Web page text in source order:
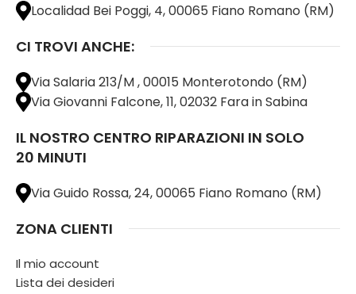
Localidad Bei Poggi, 4, 00065 Fiano Romano (RM)
CI TROVI ANCHE:
Via Salaria 213/M , 00015 Monterotondo (RM)
Via Giovanni Falcone, 11, 02032 Fara in Sabina
IL NOSTRO CENTRO RIPARAZIONI IN SOLO
20 MINUTI
Via Guido Rossa, 24, 00065 Fiano Romano (RM)
ZONA CLIENTI
Il mio account
Lista dei desideri